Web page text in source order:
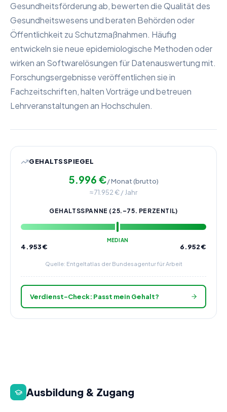
Gesundheitsförderung ab, bewerten die Qualität des
Gesundheitswesens und beraten Behörden oder
Öffentlichkeit zu Schutzmaßnahmen. Häufig
entwickeln sie neue epidemiologische Methoden oder
wirken an Softwarelösungen für Datenauswertung mit.
Forschungsergebnisse veröffentlichen sie in
Fachzeitschriften, halten Vorträge und betreuen
Lehrveranstaltungen an Hochschulen.
GEHALTSSPIEGEL
5.996 €/ Monat (brutto)
≈71.952€ / Jahr
GEHALTSSPANNE (25.–75. PERZENTIL)
MEDIAN
4.953€ 6.952€
Quelle: Entgeltatlas der Bundesagentur für Arbeit
Verdienst-Check: Passt mein Gehalt?
Ausbildung & Zugang